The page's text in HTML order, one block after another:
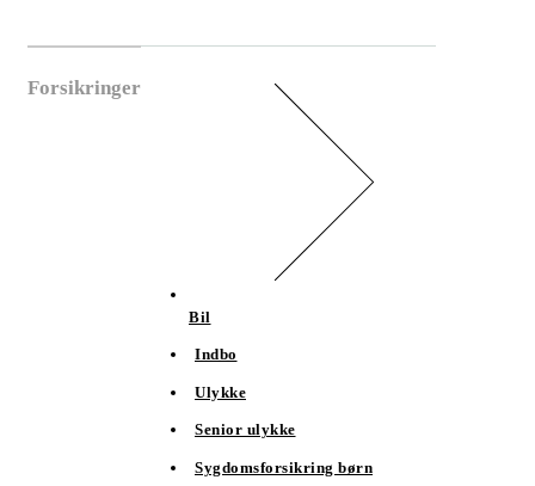
Forsikringer
Bil
Indbo
Ulykke
Senior ulykke
Sygdomsforsikring børn